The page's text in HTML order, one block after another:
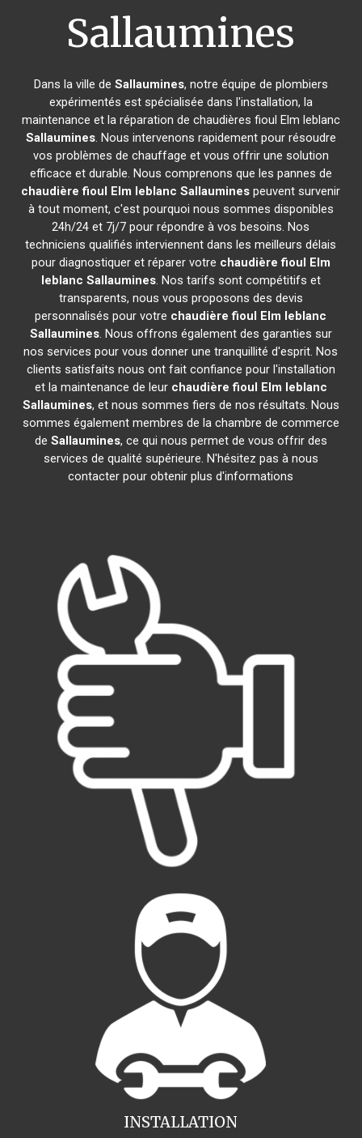
Sallaumines
Dans la ville de Sallaumines, notre équipe de plombiers
expérimentés est spécialisée dans l'installation, la
maintenance et la réparation de chaudières fioul Elm leblanc
Sallaumines. Nous intervenons rapidement pour résoudre
vos problèmes de chauffage et vous offrir une solution
efficace et durable. Nous comprenons que les pannes de
chaudière fioul Elm leblanc Sallaumines peuvent survenir
à tout moment, c'est pourquoi nous sommes disponibles
24h/24 et 7j/7 pour répondre à vos besoins. Nos
techniciens qualifiés interviennent dans les meilleurs délais
pour diagnostiquer et réparer votre chaudière fioul Elm
leblanc Sallaumines. Nos tarifs sont compétitifs et
transparents, nous vous proposons des devis
personnalisés pour votre chaudière fioul Elm leblanc
Sallaumines. Nous offrons également des garanties sur
nos services pour vous donner une tranquillité d'esprit. Nos
clients satisfaits nous ont fait confiance pour l'installation
et la maintenance de leur chaudière fioul Elm leblanc
Sallaumines, et nous sommes fiers de nos résultats. Nous
sommes également membres de la chambre de commerce
de Sallaumines, ce qui nous permet de vous offrir des
services de qualité supérieure. N'hésitez pas à nous
contacter pour obtenir plus d'informations
INSTALLATION